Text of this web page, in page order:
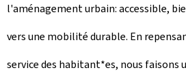
l'aménagement urbain: accessible,
vers une mobilité durable. En
service des habitant*es, nous faisons